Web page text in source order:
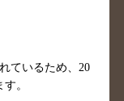
バー検索
バー検索
ー検索
ているため、 20
。